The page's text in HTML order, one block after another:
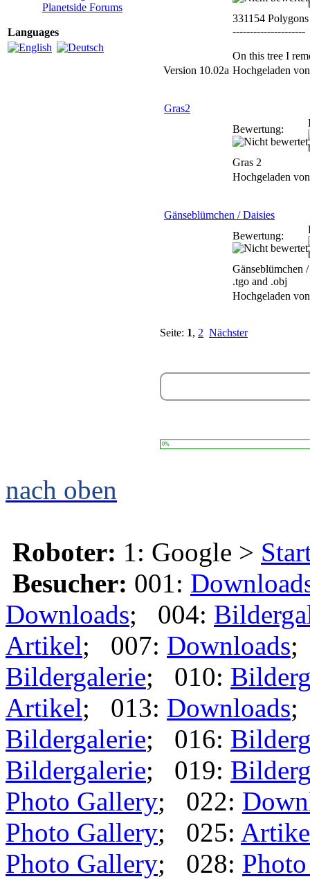
Planetside Forums
Languages
331154 Polygons
---------------------
On this tree I
Version 10.02a Hochgeladen
Gras2
Bewertung:
Gras 2
Hochgeladen
Gänseblümchen / Daisies
Bewertung:
Gänseblümchen
.tgo and .obj
Hochgeladen
Seite: 1, 2 Nächster
0%
nach oben
Roboter: 1: Google >
Besucher: 001:
Downloads; 004:
Artikel; 007: Downloads;
Bildergalerie; 010:
Artikel; 013: Downloads;
Bildergalerie; 016:
Bildergalerie; 019:
Photo Gallery; 022:
Photo Gallery; 025:
Photo Gallery; 028: